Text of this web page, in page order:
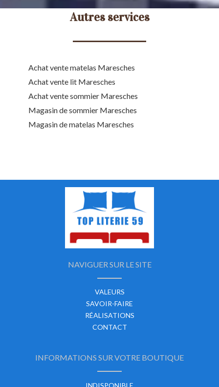
Autres services
Achat vente matelas Maresches
Achat vente lit Maresches
Achat vente sommier Maresches
Magasin de sommier Maresches
Magasin de matelas Maresches
NAVIGUER SUR LE SITE
VALEURS
SAVOIR-FAIRE
RÉALISATIONS
CONTACT
INFORMATIONS SUR VOTRE BOUTIQUE
INDISPONIBLE